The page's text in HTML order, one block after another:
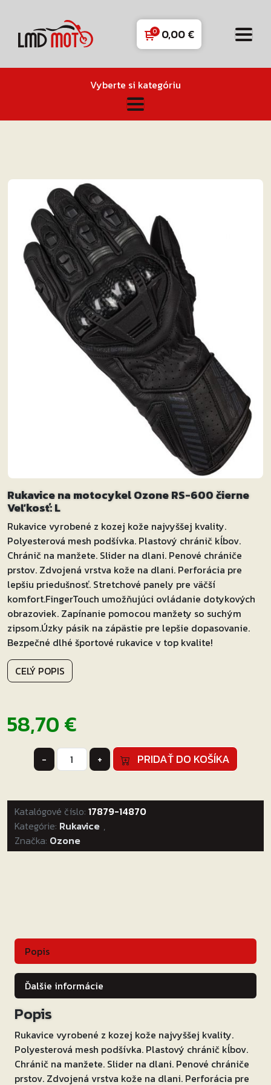
0,00€
Vyberte si kategóriu
Rukavice na motocykel Ozone RS-600 čierne
Veľkosť: L
Rukavice vyrobené z kozej kože najvyššej kvality.
Polyesterová mesh podšívka. Plastový chránič kĺbov.
Chránič na manžete. Slider na dlani. Penové chrániče
prstov. Zdvojená vrstva kože na dlani. Perforácia pre
lepšiu priedušnosť. Stretchové panely pre väčší
komfort.FingerTouch umožňujúci ovládanie dotykových
obrazoviek. Zapínanie pomocou manžety so suchým
zipsom.Úzky pásik na zápästie pre lepšie dopasovanie.
Bezpečné dlhé športové rukavice v top kvalite!
CELÝ POPIS
58,70€
-
množstvo
Rukavice
motocykel
Ozone
RS-
600
čierne
+ PRIDAŤ DO KOŠÍKA
Katalógové číslo: 17879-14870
Kategórie: Rukavice ,
Značka: Ozone
Popis
Ďalšie informácie
Popis
Rukavice vyrobené z kozej kože najvyššej kvality.
Polyesterová mesh podšívka. Plastový chránič kĺbov.
Chránič na manžete. Slider na dlani. Penové chrániče
prstov. Zdvojená vrstva kože na dlani. Perforácia pre